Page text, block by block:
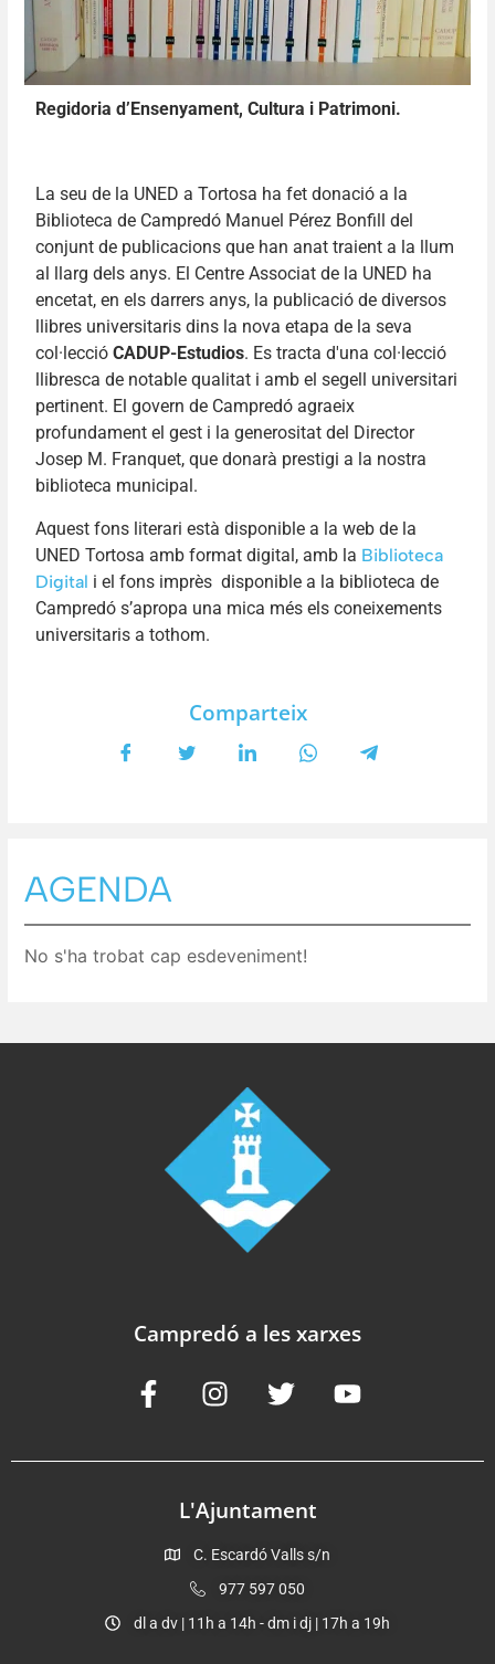
Regidoria d’Ensenyament, Cultura i Patrimoni.
La seu de la UNED a Tortosa ha fet donació a la
Biblioteca de Campredó Manuel Pérez Bonfill del
conjunt de publicacions que han anat traient a la llum
al llarg dels anys. El Centre Associat de la UNED ha
encetat, en els darrers anys, la publicació de diversos
llibres universitaris dins la nova etapa de la seva
col·lecció CADUP-Estudios. Es tracta d'una col·lecció
llibresca de notable qualitat i amb el segell universitari
pertinent. El govern de Campredó agraeix
profundament el gest i la generositat del Director
Josep M. Franquet, que donarà prestigi a la nostra
biblioteca municipal.
Aquest fons literari està disponible a la web de la
UNED Tortosa amb format digital, amb la Biblioteca
Digital i el fons imprès disponible a la biblioteca de
Campredó s’apropa una mica més els coneixements
universitaris a tothom.
Comparteix
AGENDA
No s'ha trobat cap esdeveniment!
Campredó a les xarxes
L'Ajuntament
C. Escardó Valls s/n
977 597 050
dl a dv | 11h a 14h - dm i dj | 17h a 19h